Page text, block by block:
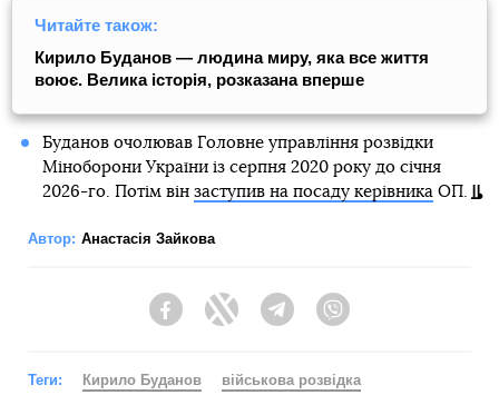
Читайте також:
Кирило Буданов — людина миру, яка все життя
воює. Велика історія, розказана вперше
Буданов очолював Головне управління розвідки
Міноборони України із серпня 2020 року до січня
2026-го. Потім він заступив на посаду керівникаОП.
Автор: Анастасія Зайкова
FacebookTwitter Telegram
Теги: Кирило Буданов
військова розвідка